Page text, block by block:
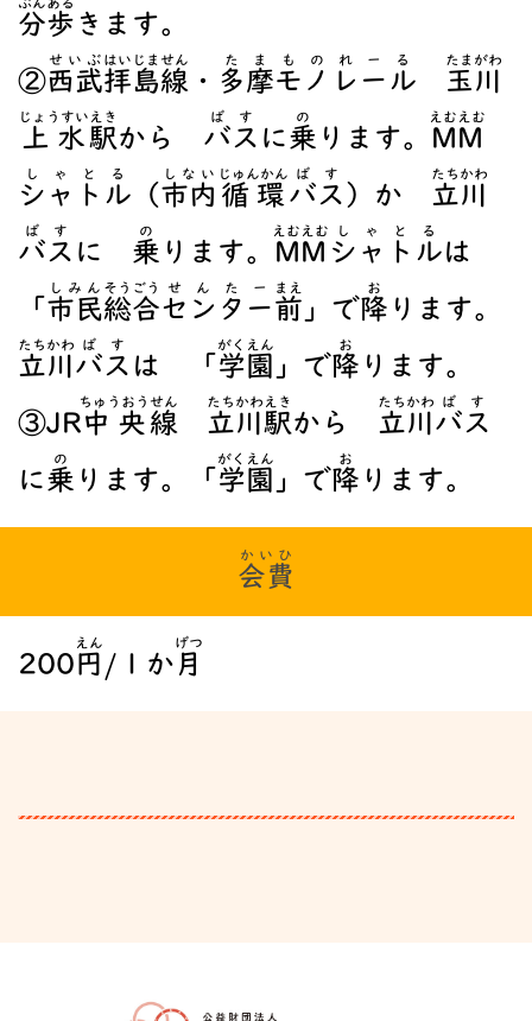
分歩 きます。
②西武
せいぶ
拝島
はいじま
線
せん
・ 多摩
たま
モノレール
ものれーる
玉川
たまがわ
上水
じょうすい
駅
えき
から バス
ばす
に乗
の
ります。 MM
えむえむ
シャトル
しゃとる
（市内
しない
循環
じゅんかん
バス
ばす
）か 立川
たちかわ
バス
ばす
に 乗
の
ります。 MM
えむえむ
シャトル
しゃとる
は
「 市民
しみん
総合
そうごう
センター
せんたー
前
まえ
」で降
お
ります。
立川
たちかわ
バス
ばす
は 「 学園
がくえん
」で降
お
ります。
③JR中央
ちゅうおう
線
せん
立川駅
たちかわえき
から 立川
たちかわ
バス
ばす
に乗
の
ります。「 学園
がくえん
」で降
お
ります。
会費
かいひ
200円
えん
/１か 月
げつ